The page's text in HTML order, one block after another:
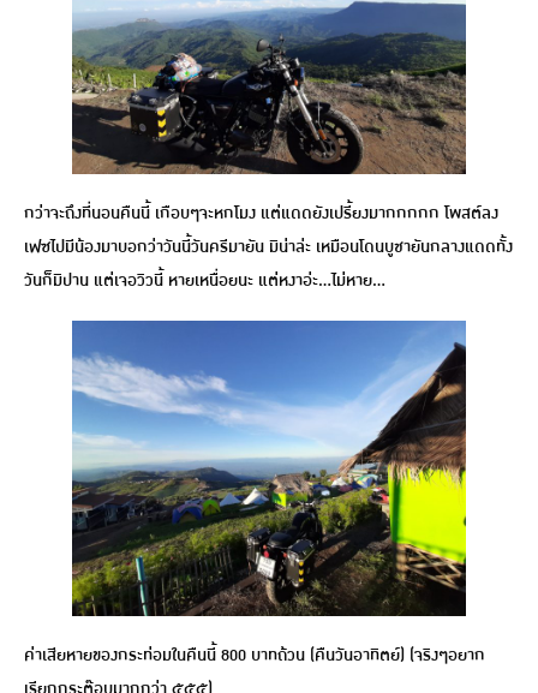
กว่าจะถึงที่นอนคืนนี้ เกือบๆจะหกโมง แต่แดดยังเปรี้ยงมากกกกก โพสต์ลง
เฟซไปมีน้องมาบอกว่าวันนี้วันครีมายัน มิน่าล่ะ เหมือนโดนบูชายันกลางแดดทั้ง
วันก็มิปาน แต่เจอวิวนี้ หายเหนื่อยนะ แต่หงาอ่ะ…ไม่หาย…
ค่าเสียหายของกระท่อมในคืนนี้ 800 บาทถ้วน (คืนวันอาทิตย์) (จริงๆอยาก